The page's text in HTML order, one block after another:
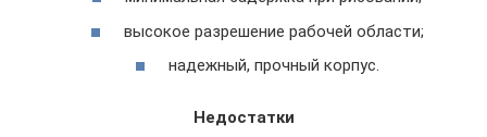
высокое разрешение рабочей области;
надежный, прочный корпус.
Недостатки